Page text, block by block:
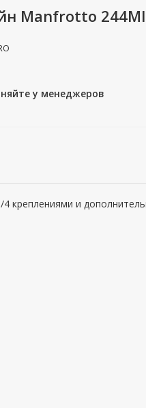
Manfrotto
у менеджеров
креплениями и